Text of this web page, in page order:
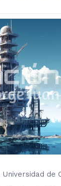
de